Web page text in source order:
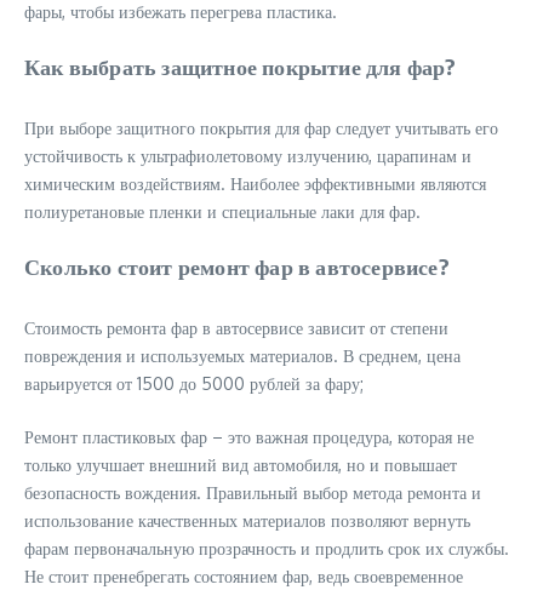
фары, чтобы избежать перегрева пластика.
Как выбрать защитное покрытие для фар?
При выборе защитного покрытия для фар следует учитывать его
устойчивость к ультрафиолетовому излучению, царапинам и
химическим воздействиям. Наиболее эффективными являются
полиуретановые пленки и специальные лаки для фар.
Сколько стоит ремонт фар в автосервисе?
Стоимость ремонта фар в автосервисе зависит от степени
повреждения и используемых материалов. В среднем, цена
варьируется от 1500 до 5000 рублей за фару;
Ремонт пластиковых фар – это важная процедура, которая не
только улучшает внешний вид автомобиля, но и повышает
безопасность вождения. Правильный выбор метода ремонта и
использование качественных материалов позволяют вернуть
фарам первоначальную прозрачность и продлить срок их службы.
Не стоит пренебрегать состоянием фар, ведь своевременное